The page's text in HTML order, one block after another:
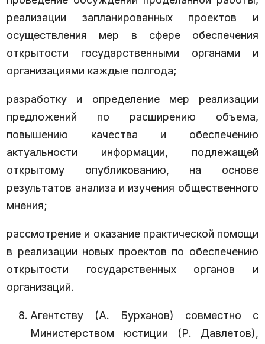
реализации запланированных проектов и
осуществления мер в сфере обеспечения
открытости государственными органами и
организациями каждые полгода;
разработку и определение мер реализации
предложений по расширению объема,
повышению качества и обеспечению
актуальности информации, подлежащей
открытому опубликованию, на основе
результатов анализа и изучения общественного
мнения;
рассмотрение и оказание практической помощи
в реализации новых проектов по обеспечению
открытости государственных органов и
организаций.
Агентству (А. Бурханов) совместно с
Министерством юстиции (Р. Давлетов),